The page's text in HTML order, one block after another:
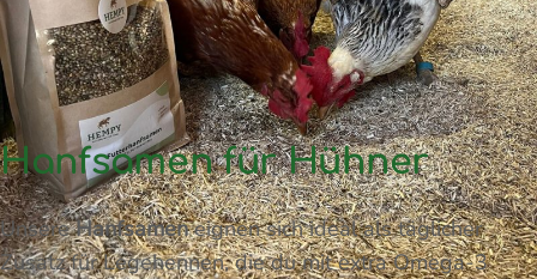
Hanfsamen für Hühner
UnsereHanfsameneignen sich ideal als täglicher
Zusatz für Legehennen, die du mit extra Omega-3